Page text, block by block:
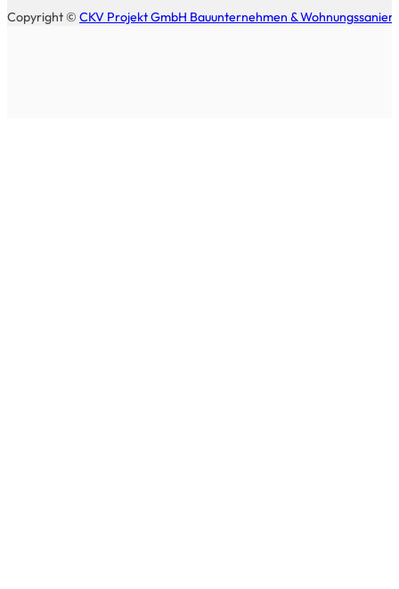
Copyright © CKV Projekt GmbH Bauunternehmen &